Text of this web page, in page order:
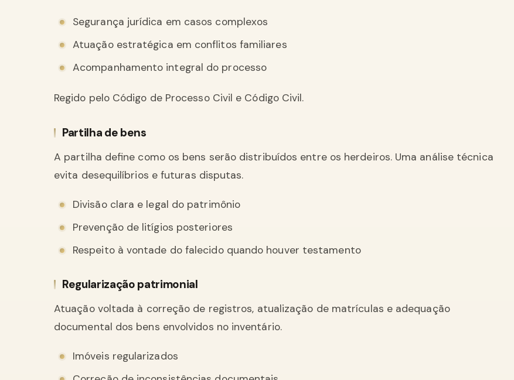
Segurança jurídica em casos complexos
Atuação estratégica em conflitos familiares
Acompanhamento integral do processo
Regido pelo Código de Processo Civil e Código Civil.
Partilha de bens
A partilha define como os bens serão distribuídos entre os herdeiros. Uma análise técnica
evita desequilíbrios e futuras disputas.
Divisão clara e legal do patrimônio
Prevenção de litígios posteriores
Respeito à vontade do falecido quando houver testamento
Regularização patrimonial
Atuação voltada à correção de registros, atualização de matrículas e adequação
documental dos bens envolvidos no inventário.
Imóveis regularizados